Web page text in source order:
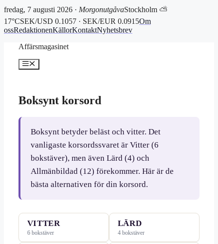
fredag, 7 augusti 2026 · MorgonutgåvaStockholm ⛅
17°CSEK/USD 0.1057 · SEK/EUR 0.0915Om
ossRedaktionenKällorKontaktNyhetsbrev
Affärsmagasinet
Meny
Boksynt korsord
Boksynt betyder beläst och vitter. Det
vanligaste korsordssvaret är Vitter (6
bokstäver), men även Lärd (4) och
Allmänbildad (12) förekommer. Här är de
bästa alternativen för din korsord.
VITTER
6 bokstäver
LÄRD
4 bokstäver